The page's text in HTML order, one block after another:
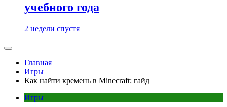
учебного года
2 недели спустя
Главная
Игры
Как найти кремень в Minecraft: гайд
Игры